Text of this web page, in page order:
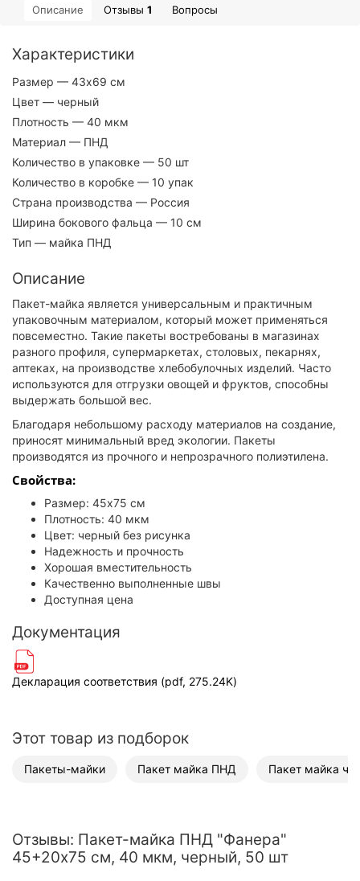
Описание Отзывы 1 Вопросы
Характеристики
Размер — 43х69 см
Цвет — черный
Плотность — 40 мкм
Материал — ПНД
Количество в упаковке — 50 шт
Количество в коробке — 10 упак
Страна производства — Россия
Ширина бокового фальца — 10 см
Тип — майка ПНД
Описание
Пакет-майка является универсальным и практичным
упаковочным материалом, который может применяться
повсеместно. Такие пакеты востребованы в магазинах
разного профиля, супермаркетах, столовых, пекарнях,
аптеках, на производстве хлебобулочных изделий. Часто
используются для отгрузки овощей и фруктов, способны
выдержать большой вес.
Благодаря небольшому расходу материалов на создание,
приносят минимальный вред экологии. Пакеты
производятся из прочного и непрозрачного полиэтилена.
Свойства:
Размер: 45x75 см
Плотность: 40 мкм
Цвет: черный без рисунка
Надежность и прочность
Хорошая вместительность
Качественно выполненные швы
Доступная цена
Документация
Декларация соответствия (pdf, 275.24K)
Этот товар из подборок
Пакеты-майки Пакет майка ПНД Пакет майка
Отзывы: Пакет-майка ПНД "Фанера"
45+20х75 см, 40 мкм, черный, 50 шт